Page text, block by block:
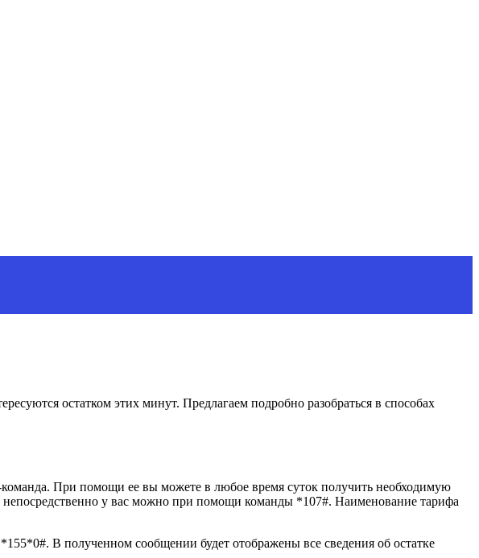
остатком этих минут. Предлагаем подробно разобраться в способах
При помощи ее вы можете в любое время суток получить необходимую
у вас можно при помощи команды *107#. Наименование тарифа
В полученном сообщении будет отображены все сведения об остатке